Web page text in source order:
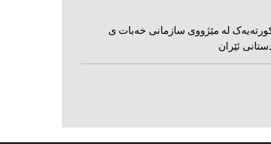
له مێژووی سازمانی خه‌بات ی
ئێران